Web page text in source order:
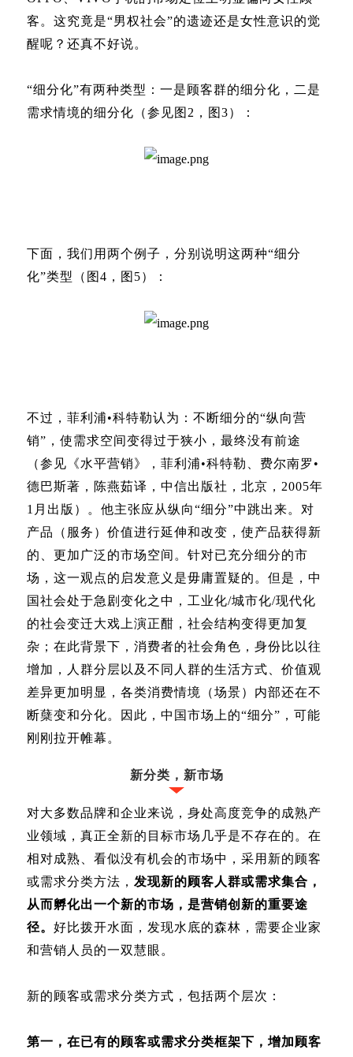
客。这究竟是“男权社会”的遗迹还是女性意识的觉
醒呢？还真不好说。
“细分化”有两种类型：一是顾客群的细分化，二是
需求情境的细分化（参见图2，图3）：
下面，我们用两个例子，分别说明这两种“细分
化”类型（图4，图5）：
不过，菲利浦•科特勒认为：不断细分的“纵向营
销”，使需求空间变得过于狭小，最终没有前途
（参见《水平营销》，菲利浦•科特勒、费尔南罗•
德巴斯著，陈燕茹译，中信出版社，北京，2005年
1月出版）。他主张应从纵向“细分”中跳出来。对
产品（服务）价值进行延伸和改变，使产品获得新
的、更加广泛的市场空间。针对已充分细分的市
场，这一观点的启发意义是毋庸置疑的。但是，中
国社会处于急剧变化之中，工业化/城市化/现代化
的社会变迁大戏上演正酣，社会结构变得更加复
杂；在此背景下，消费者的社会角色，身份比以往
增加，人群分层以及不同人群的生活方式、价值观
差异更加明显，各类消费情境（场景）内部还在不
断蘖变和分化。因此，中国市场上的“细分”，可能
刚刚拉开帷幕。
新分类，新市场
对大多数品牌和企业来说，身处高度竞争的成熟产
业领域，真正全新的目标市场几乎是不存在的。在
相对成熟、看似没有机会的市场中，采用新的顾客
或需求分类方法， 发现新的顾客人群或需求集合，
从而孵化出一个新的市场，是营销创新的重要途
径。 好比拨开水面，发现水底的森林，需要企业家
和营销人员的一双慧眼。
新的顾客或需求分类方式，包括两个层次：
第一，在已有的顾客或需求分类框架下，增加顾客